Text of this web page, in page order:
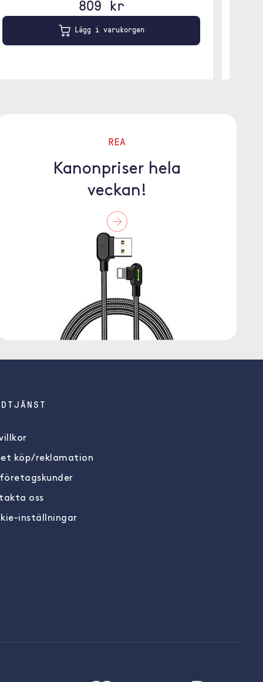
809 kr
Lägg i varukorgen
REA
Kanonpriser hela
veckan!
köp/reklamation
oss
inställningar